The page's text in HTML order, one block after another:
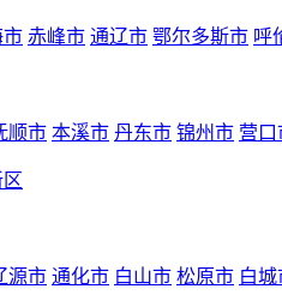
市 赤峰市 通辽市 鄂尔多斯市 呼
顺市 本溪市 丹东市 锦州市 营口
源市 通化市 白山市 松原市 白城